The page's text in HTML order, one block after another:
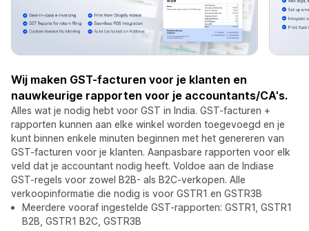
Wij maken GST-facturen voor je klanten en
nauwkeurige rapporten voor je accountants/CA's.
Alles wat je nodig hebt voor GST in India. GST-facturen +
rapporten kunnen aan elke winkel worden toegevoegd en je
kunt binnen enkele minuten beginnen met het genereren van
GST-facturen voor je klanten. Aanpasbare rapporten voor elk
veld dat je accountant nodig heeft. Voldoe aan de Indiase
GST-regels voor zowel B2B- als B2C-verkopen. Alle
verkoopinformatie die nodig is voor GSTR1 en GSTR3B
Meerdere vooraf ingestelde GST-rapporten: GSTR1, GSTR1
B2B, GSTR1 B2C, GSTR3B